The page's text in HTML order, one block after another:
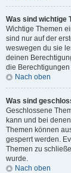
Was sind wichtige
Wichtige Themen
sind nur auf der
weswegen du sie
deinen
die
Nach oben
Was sind
Geschlossene
kann und bei
Themen können
gesperrt werden.
Themen zu
wurde.
Nach oben